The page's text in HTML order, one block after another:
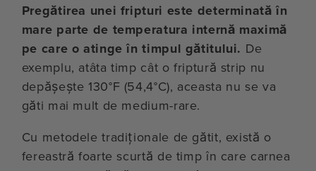
Pregătirea unei fripturi este determinată în
mare parte de temperatura internă maximă
pe care o atinge în timpul gătitului. De
exemplu, atâta timp cât o friptură strip nu
depășește 130°F (54,4°C), aceasta nu se va
găti mai mult de medium-rare.
Cu metodele tradiționale de gătit, există o
fereastră foarte scurtă de timp în care carnea